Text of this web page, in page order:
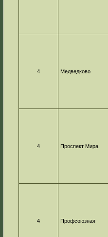
4 Медведково
4 Проспект Мира
4 Профсоюзная